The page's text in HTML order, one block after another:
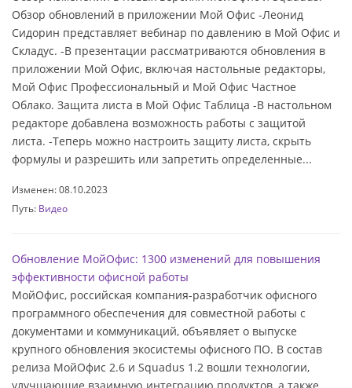
Обзор обновлений в приложении Мой Офис -Леонид
Сидорин представляет вебинар по давлению в Мой Офис и
Складус. -В презентации рассматриваются обновления в
приложении Мой Офис, включая настольные редакторы,
Мой Офис Профессиональный и Мой Офис Частное
Облако. Защита листа в Мой Офис Таблица -В настольном
редакторе добавлена возможность работы с защитой
листа. -Теперь можно настроить защиту листа, скрыть
формулы и разрешить или запретить определенные...
Изменен: 08.10.2023
Путь: Видео
Обновление МойОфис: 1300 изменений для повышения
эффективности офисной работы
МойОфис, российская компания-разработчик офисного
программного обеспечения для совместной работы с
документами и коммуникаций, объявляет о выпуске
крупного обновления экосистемы офисного ПО. В состав
релиза МойОфис 2.6 и Squadus 1.2 вошли технологии,